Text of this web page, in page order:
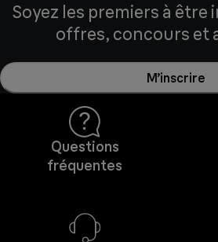
Soyez les premiers à être
offres, concours et
M’inscrire
Questions
fréquentes